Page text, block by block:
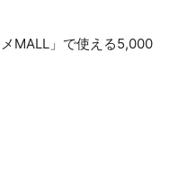
MALL」で使える5,000